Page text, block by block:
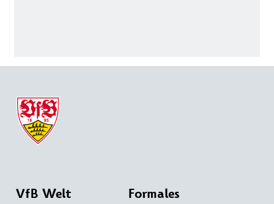
VfB Welt Formales